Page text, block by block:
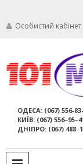
Особистий кабінет
ОДЕСА: (067) 556-
КИЇВ: (067)
ДНІПРО: (067)